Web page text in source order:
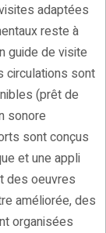
adaptées
reste à
guide de visite
circulations sont
(prêt de
sonore
sont conçus
et une appli
des oeuvres
améliorée, des
organisées